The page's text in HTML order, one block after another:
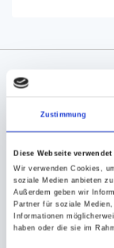
Zustimmung
Diese Webseite
Wir verwenden Cookies,
soziale Medien anbieten
Außerdem geben wir
Partner für soziale
Informationen
haben oder die sie im
Angaben
Bullhamm
Sie könnten
interessiert